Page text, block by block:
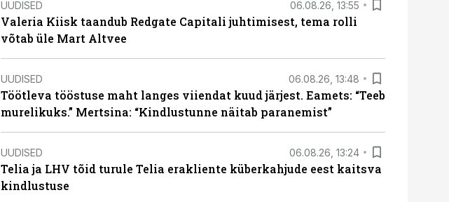
UUDISED 06.08.26, 13:55
Valeria Kiisk taandub Redgate Capitali juhtimisest, tema rolli
võtab üle Mart Altvee
UUDISED 06.08.26, 13:48
Töötleva tööstuse maht langes viiendat kuud järjest. Eamets: “Teeb
murelikuks.” Mertsina: “Kindlustunne näitab paranemist”
UUDISED 06.08.26, 13:24
Telia ja LHV tõid turule Telia erakliente küberkahjude eest kaitsva
kindlustuse